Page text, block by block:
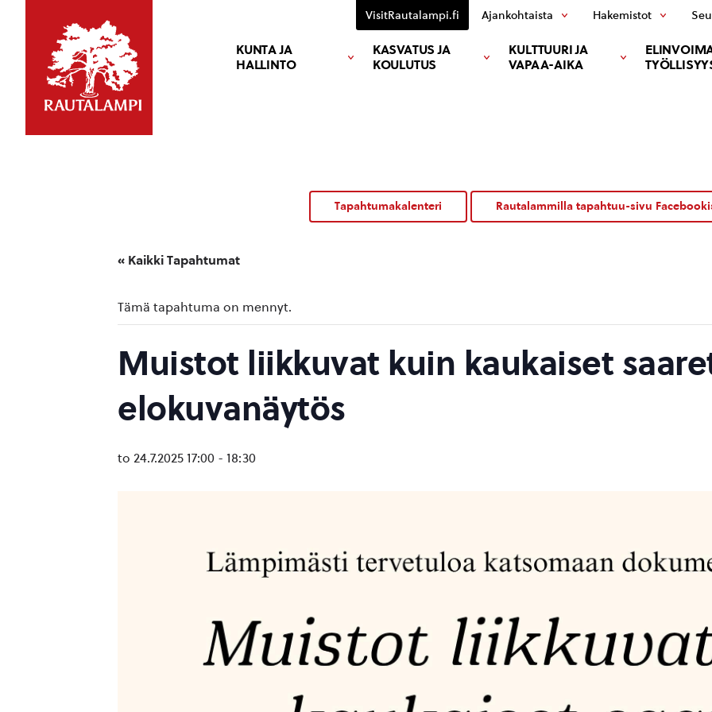
KUNTA JA
HALLINTO
KASVATUS JA
KOULUTUS
KULTTUURI JA
VAPAA-AIKA
VisitRautalampi.fi Ajankohtaista Hakemistot
Tapahtumakalenteri Rautalammilla tapahtuu-sivu
« Kaikki Tapahtumat
Tämä tapahtuma on mennyt.
Muistot liikkuvat kuin kaukaiset
elokuvanäytös
to 24.7.2025 17:00 - 18:30